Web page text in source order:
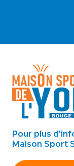
Pour plus
Maison Sport